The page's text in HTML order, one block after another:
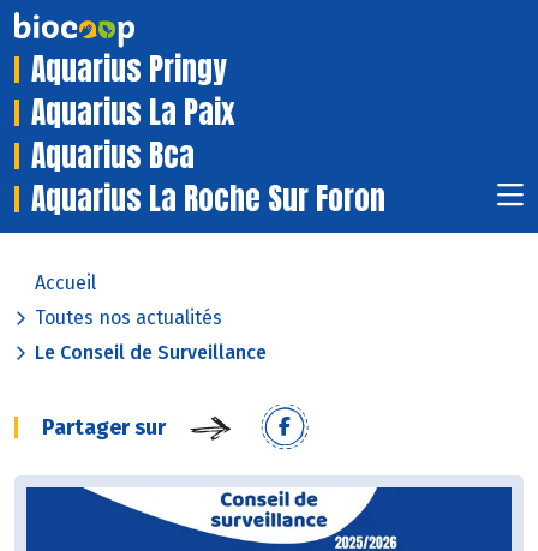
Aquarius Pringy
Aquarius La Paix
Aquarius Bca
Aquarius La Roche Sur Foron
Accueil
Toutes nos actualités
Le Conseil de Surveillance
Partager sur